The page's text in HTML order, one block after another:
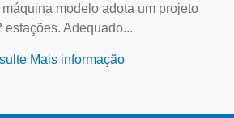
modelo adota um projeto
estações. Adequado...
Mais informação